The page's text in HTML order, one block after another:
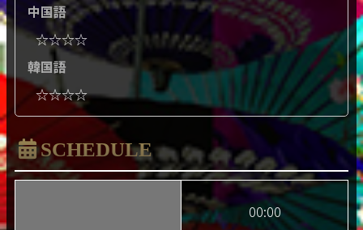
中国語
☆☆☆☆
韓国語
☆☆☆☆
SCHEDULE
00:00